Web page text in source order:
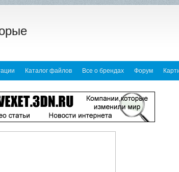
Каталог файлов Все о брендах Форум
Как раскрутить свой ... Как найти внешние сс...
п... Что такое Alexa Rank... Продвижение с помощь...